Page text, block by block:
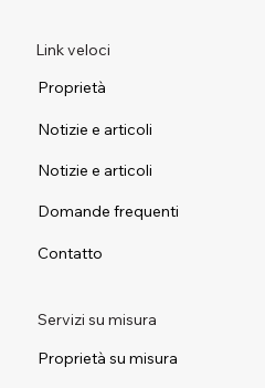
Link veloci
Proprietà
Domande frequenti
Contatto
Notizie e articoli
Notizie e articoli
Servizi su misura
Proprietà su misura